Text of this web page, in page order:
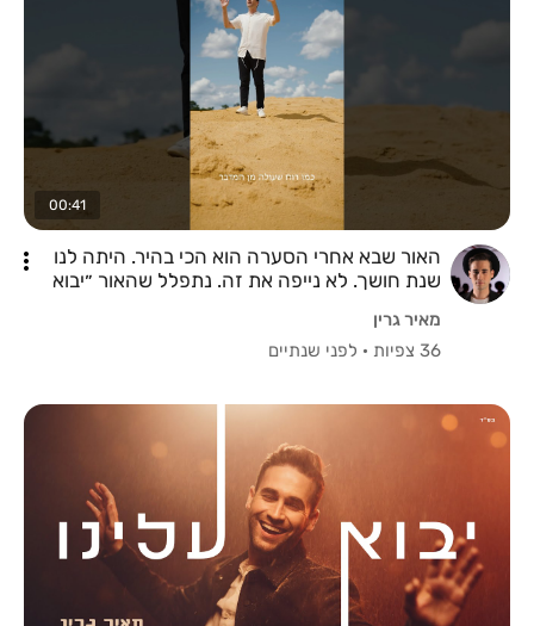
00:41
האור שבא אחרי הסערה הוא הכי בהיר. היתה לנו
שנת חושך. לא נייפה את זה. נתפלל שהאור ״יבוא
מאיר גרין
36 צפיות
· לפני שנתיים